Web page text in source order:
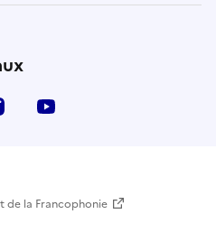
Instagram
de la Francophonie